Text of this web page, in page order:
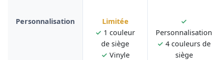
Personnalisation
Limitée
✓ 1 couleur
de siège
✓ Vinyle
✓
Personnalisation
✓ 4 couleurs de
siège